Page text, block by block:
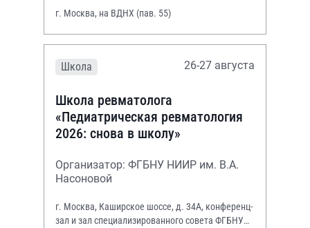
г. Москва, на ВДНХ (пав. 55)
Школа 26-27 августа
Школа ревматолога
«Педиатрическая ревматология
2026: снова в школу»
Организатор: ФГБНУ НИИР им. В.А.
Насоновой
г. Москва, Каширское шоссе, д. 34А, конференц-
зал и зал специализированного совета ФГБНУ